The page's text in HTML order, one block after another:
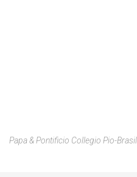
Papa & Pontificio Collegio Pio-